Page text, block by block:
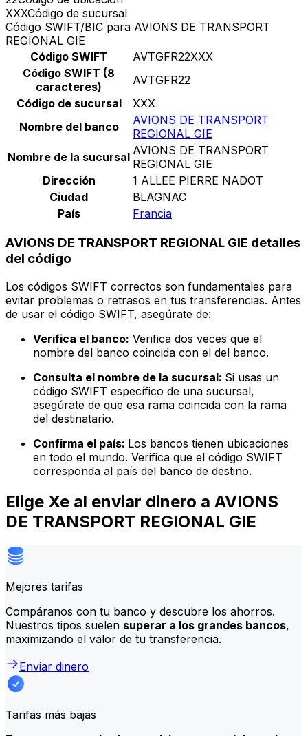
XXXCódigo de sucursal
Código SWIFT/BIC para AVIONS DE TRANSPORT
REGIONAL GIE
Código SWIFT
AVTGFR22XXX
Código SWIFT (8
caracteres)
AVTGFR22
Código de sucursal
XXX
Nombre del banco
AVIONS DE TRANSPORT
REGIONAL GIE
Nombre de la sucursal AVIONS DE TRANSPORT
REGIONAL GIE
Dirección
1 ALLEE PIERRE NADOT
Ciudad
BLAGNAC
País
Francia
AVIONS DE TRANSPORT REGIONAL GIE detalles
del código
Los códigos SWIFT correctos son fundamentales para
evitar problemas o retrasos en tus transferencias. Antes
de usar el código SWIFT, asegúrate de:
Verifica el banco: Verifica dos veces que el
nombre del banco coincida con el del banco.
Consulta el nombre de la sucursal: Si usas un
código SWIFT específico de una sucursal,
asegúrate de que esa rama coincida con la rama
del destinatario.
Confirma el país: Los bancos tienen ubicaciones
en todo el mundo. Verifica que el código SWIFT
corresponda al país del banco de destino.
Elige Xe al enviar dinero a AVIONS
DE TRANSPORT REGIONAL GIE
Mejores tarifas
Compáranos con tu banco y descubre los ahorros.
Nuestros tipos suelen superar a los grandes bancos,
maximizando el valor de tu transferencia.
Enviar dinero
Tarifas más bajas